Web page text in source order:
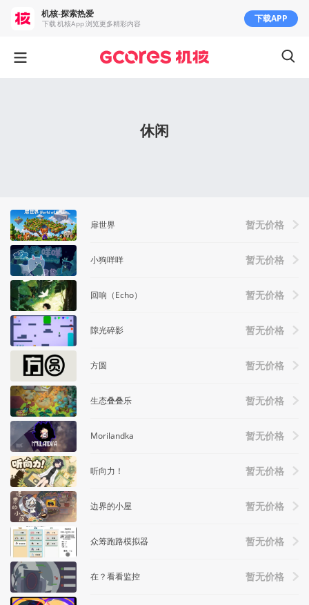
休闲
扉世界 暂无价格
小狗咩咩 暂无价格
回响（Echo） 暂无价格
隙光碎影 暂无价格
方圆 暂无价格
生态叠叠乐 暂无价格
Morilandka 暂无价格
听向力！ 暂无价格
边界的小屋 暂无价格
众筹跑路模拟器 暂无价格
在？看看监控 暂无价格
机核-探索热爱
下载 机核App 浏览更多精彩内容 下载APP